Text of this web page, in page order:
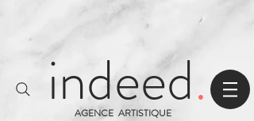
indeed.
AGENCE ARTISTIQUE